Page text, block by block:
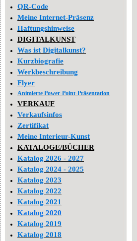
QR-Code
Meine Internet-Präsenz
Haftungshinweise
DIGITALKUNST
Was ist Digitalkunst?
Kurzbiografie
Werkbeschreibung
Flyer
Animierte Power-Point-Präsentation
VERKAUF
Verkaufsinfos
Zertifikat
Meine Interieur-Kunst
KATALOGE/BÜCHER
Katalog 2026 - 2027
Katalog 2024 - 2025
Katalog 2023
Katalog 2022
Katalog 2021
Katalog 2020
Katalog 2019
Katalog 2018